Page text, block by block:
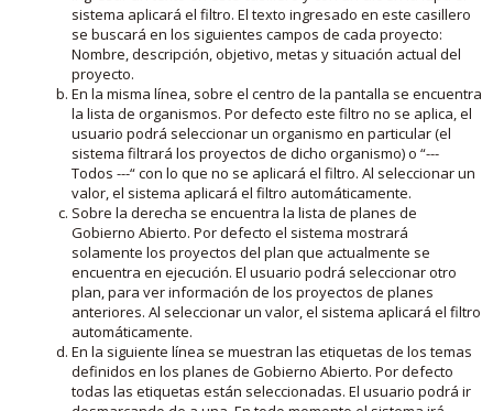
sistema aplicará el filtro. El texto ingresado en este casillero
se buscará en los siguientes campos de cada proyecto:
Nombre, descripción, objetivo, metas y situación actual del
proyecto.
En la misma línea, sobre el centro de la pantalla se encuentra
la lista de organismos. Por defecto este filtro no se aplica, el
usuario podrá seleccionar un organismo en particular (el
sistema filtrará los proyectos de dicho organismo) o “---
Todos ---“ con lo que no se aplicará el filtro. Al seleccionar un
valor, el sistema aplicará el filtro automáticamente.
Sobre la derecha se encuentra la lista de planes de
Gobierno Abierto. Por defecto el sistema mostrará
solamente los proyectos del plan que actualmente se
encuentra en ejecución. El usuario podrá seleccionar otro
plan, para ver información de los proyectos de planes
anteriores. Al seleccionar un valor, el sistema aplicará el filtro
automáticamente.
En la siguiente línea se muestran las etiquetas de los temas
definidos en los planes de Gobierno Abierto. Por defecto
todas las etiquetas están seleccionadas. El usuario podrá ir